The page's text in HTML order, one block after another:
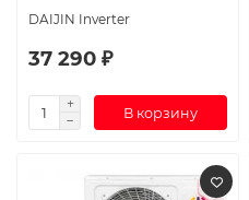
DAIJIN Inverter
37 290 ₽
В корзину